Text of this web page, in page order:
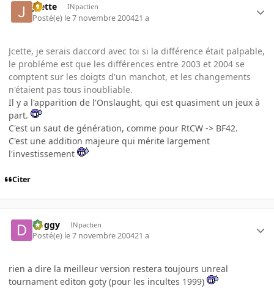
Jcette INpactien
Posté(e) le 7 novembre 200421 a
Jcette, je serais daccord avec toi si la différence était palpable,
le probléme est que les différences entre 2003 et 2004 se
comptent sur les doigts d'un manchot, et les changements
n'étaient pas tous inoubliable.
Il y a l'apparition de l'Onslaught, qui est quasiment un jeux à
part.
C'est un saut de génération, comme pour RtCW -> BF42.
C'est une addition majeure qui mérite largement
l'investissement
Citer
Doggy INpactien
Posté(e) le 7 novembre 200421 a
rien a dire la meilleur version restera toujours unreal
tournament editon goty (pour les incultes 1999)